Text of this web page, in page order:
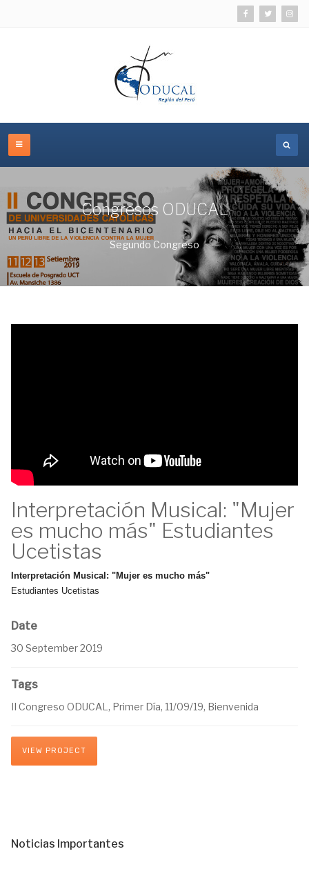
Congresos ODUCAL
Segundo Congreso
Interpretación Musical: "Mujer
es mucho más" Estudiantes
Ucetistas
Interpretación Musical: "Mujer es mucho más"
Estudiantes Ucetistas
Date
30 September 2019
Tags
II Congreso ODUCAL, Primer Día, 11/09/19, Bienvenida
VIEW PROJECT
Noticias Importantes